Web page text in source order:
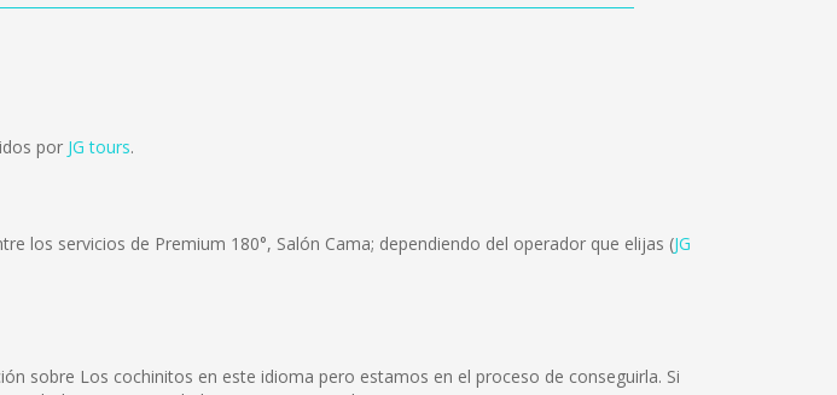
por JG tours.
los servicios de Premium 180°, Salón Cama; dependiendo del operador que elijas (JG
sobre Los cochinitos en este idioma pero estamos en el proceso de conseguirla. Si